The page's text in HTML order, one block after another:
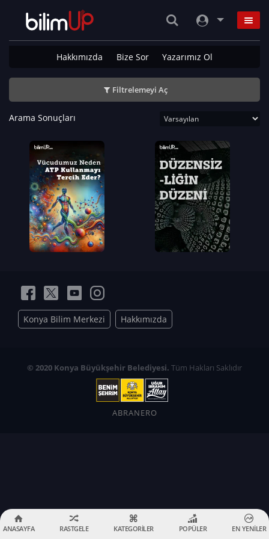
Hakkımızda Bize Sor Yazarımız Ol
Filtrelemeyi Aç
Arama Sonuçları
Konya Bilim Merkezi Hakkımızda
© 2020 Konya Büyükşehir Belediyesi. Tüm Hakları Saklıdır
ABRANERO
ANASAYFA RASTGELE KATEGORİLER POPÜLER EN YENİLER